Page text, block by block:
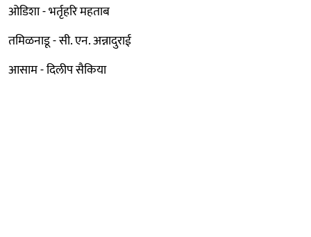
ओडिशा - भर्तृहरि महताब
तमिळनाडू - सी. एन. अन्नादुराई
आसाम - दिलीप सैकिया